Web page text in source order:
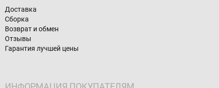
Доставка
Сборка
Возврат и обмен
Отзывы
Гарантия лучшей цены